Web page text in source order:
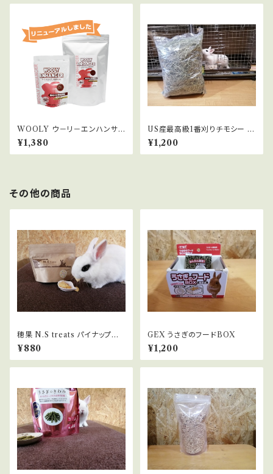
WOOLY ウ－リ－エンハンサ
ー 550g
¥1,380
US産最高級1番刈りチモシー 1k
g
¥1,200
その他の商品
穂果 N.S treats パイナップ
ル 50g
¥880
GEX うさぎのフードBOX
¥1,200